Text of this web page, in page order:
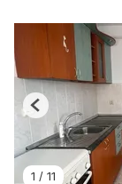
1 / 11
Previous